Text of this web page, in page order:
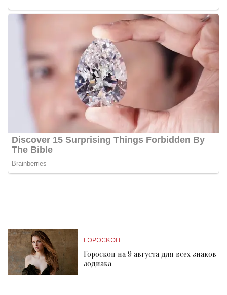
ГОРОСКОП
Гороскоп на 9 августа для всех знаков
зодиака